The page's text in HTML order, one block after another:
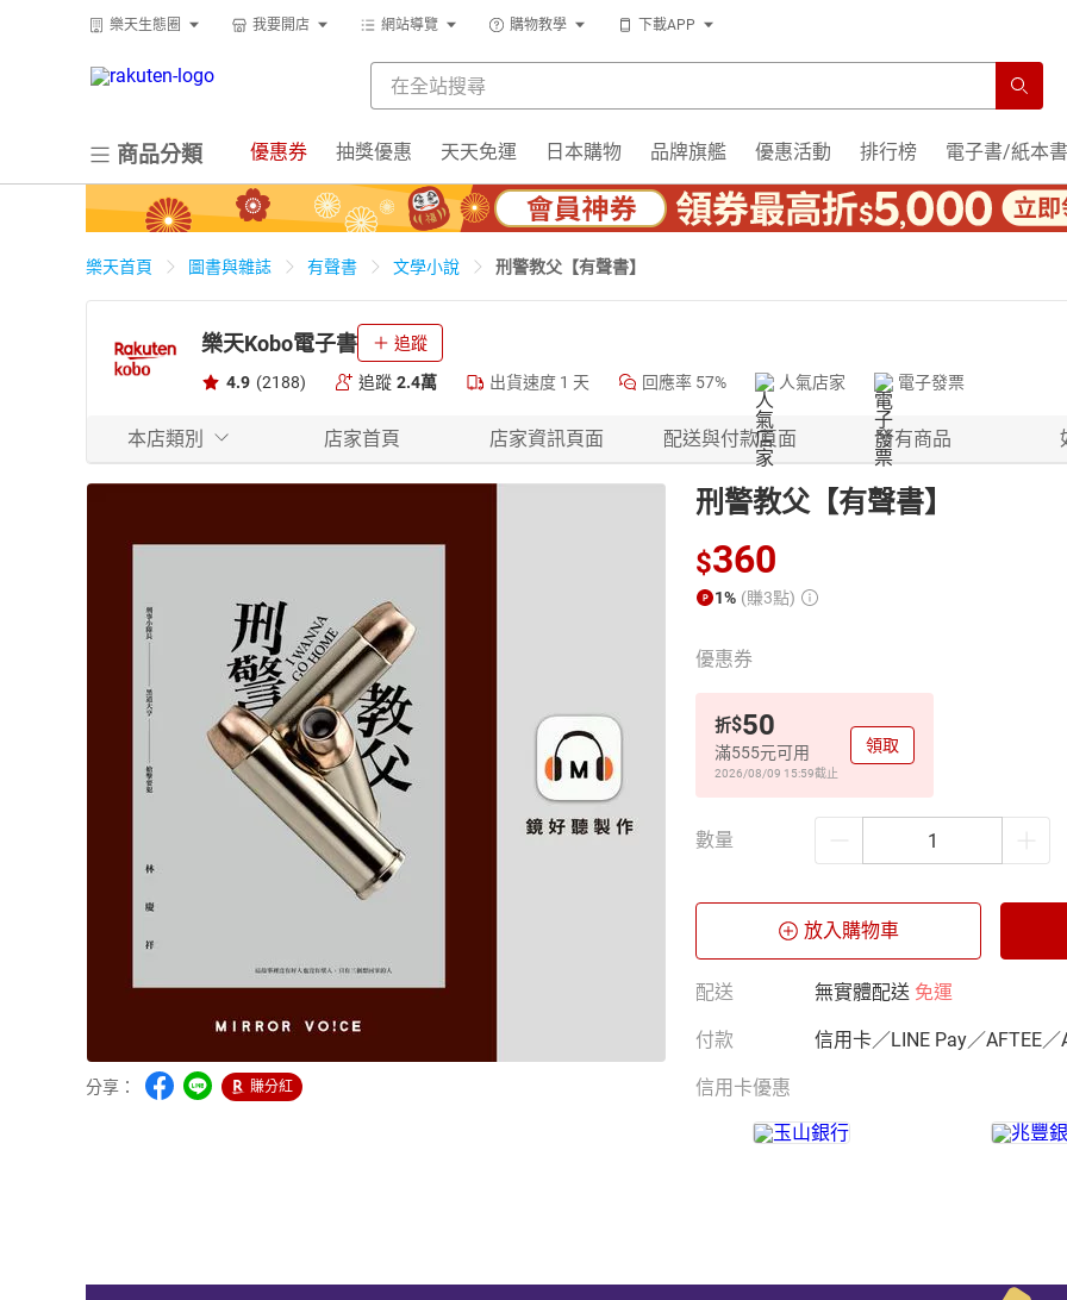
樂天生態圈 我要開店 網站導覽 購物教學 下載APP
商品分類 優惠券 抽獎優惠 天天免運 日本購物 品牌旗艦 優惠活動 排行榜 電子書/紙本書
樂天首頁 圖書與雜誌 有聲書 文學小說 刑警教父【有聲書】
樂天Kobo電子書 追蹤
4.9 (2188) 追蹤 2.4萬 出貨速度 1 天 回應率 57% 人氣店家 電子發票
本店類別 店家首頁 店家資訊頁面 配送與付款頁面 所有商品
分享： 賺分紅
刑警教父【有聲書】
$360
1% (賺3點)
優惠券
折$50
滿555元可用
2026/08/09 15:59截止
領取
數量
放入購物車
配送 無實體配送 免運
付款 信用卡／LINE Pay／AFTEE／
信用卡優惠